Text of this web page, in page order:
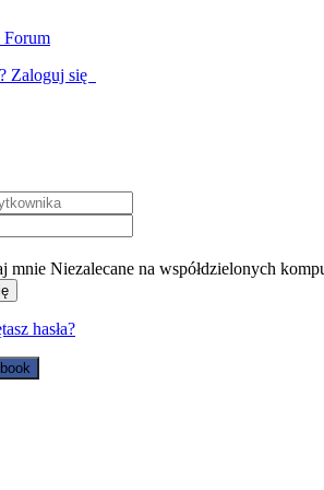
Forum
Zaloguj się
mnie Niezalecane na współdzielonych
hasła?